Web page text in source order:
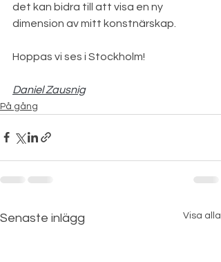
det kan bidra till att visa en ny
dimension av mitt konstnärskap.
Hoppas vi ses i Stockholm!
Daniel Zausnig
På gång
Senaste inlägg Visa alla